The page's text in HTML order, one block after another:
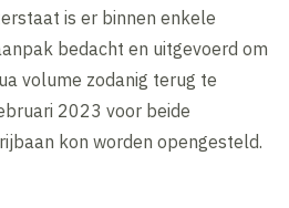
is er binnen enkele
bedacht en uitgevoerd om
volume zodanig terug te
2023 voor beide
kon worden opengesteld.